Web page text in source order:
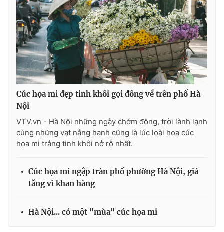
Cúc họa mi đẹp tinh khôi gọi đông về trên phố Hà
Nội
VTV.vn - Hà Nội những ngày chớm đông, trời lành lạnh
cùng những vạt nắng hanh cũng là lúc loài hoa cúc
họa mi trắng tinh khôi nở rộ nhất.
Cúc họa mi ngập tràn phố phường Hà Nội, giá
tăng vì khan hàng
Hà Nội... có một "mùa" cúc họa mi